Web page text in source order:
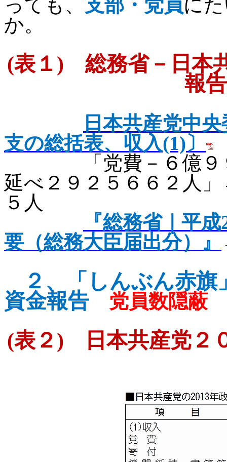
っても、 支部・党員に
か。
(表１ ) 総務省－日本
報
日本共産党中
支の総括表、収入(1) 〕
「党費－６億９９
延べ２９２５６６２人
５人
『総務省｜平成
要（総務大臣届出分）』
２、
「しんぶん赤
資金報告
党員数隠蔽
(表２ ) 日本共産党２